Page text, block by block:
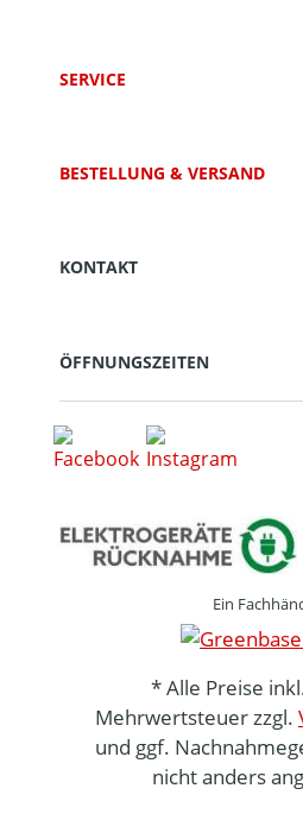
SERVICE
BESTELLUNG & VERSAND
KONTAKT
ÖFFNUNGSZEITEN
Ein
* Alle Preise
Mehrwertsteuer zzgl.
und ggf.
nicht anders